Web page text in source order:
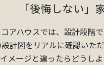
「後悔しない」
アハウスでは、設計段階
計図をリアルに確認いた
メージと違ったらどうし